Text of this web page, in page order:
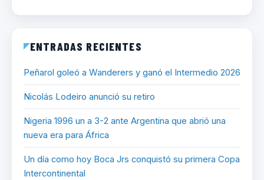
ENTRADAS RECIENTES
Peñarol goleó a Wanderers y ganó el Intermedio 2026
Nicolás Lodeiro anunció su retiro
Nigeria 1996 un a 3-2 ante Argentina que abrió una
nueva era para África
Un día como hoy Boca Jrs conquistó su primera Copa
Intercontinental